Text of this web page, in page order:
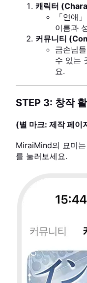
캐릭터
「연애
이름과
커뮤니티
금손님
수 있는
요.
STEP 3: 창작
(별 마크: 제작 페이
MiraiMind의 묘미
를 눌러보세요.